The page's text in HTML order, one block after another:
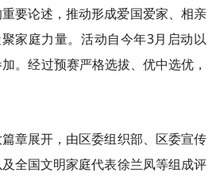
要论述，推动形成爱国爱家、相亲
家庭力量。活动自今年3月启动以
。经过预赛严格选拔、优中选优，
篇章展开，由区委组织部、区委宣传
全国文明家庭代表徐兰凤等组成评